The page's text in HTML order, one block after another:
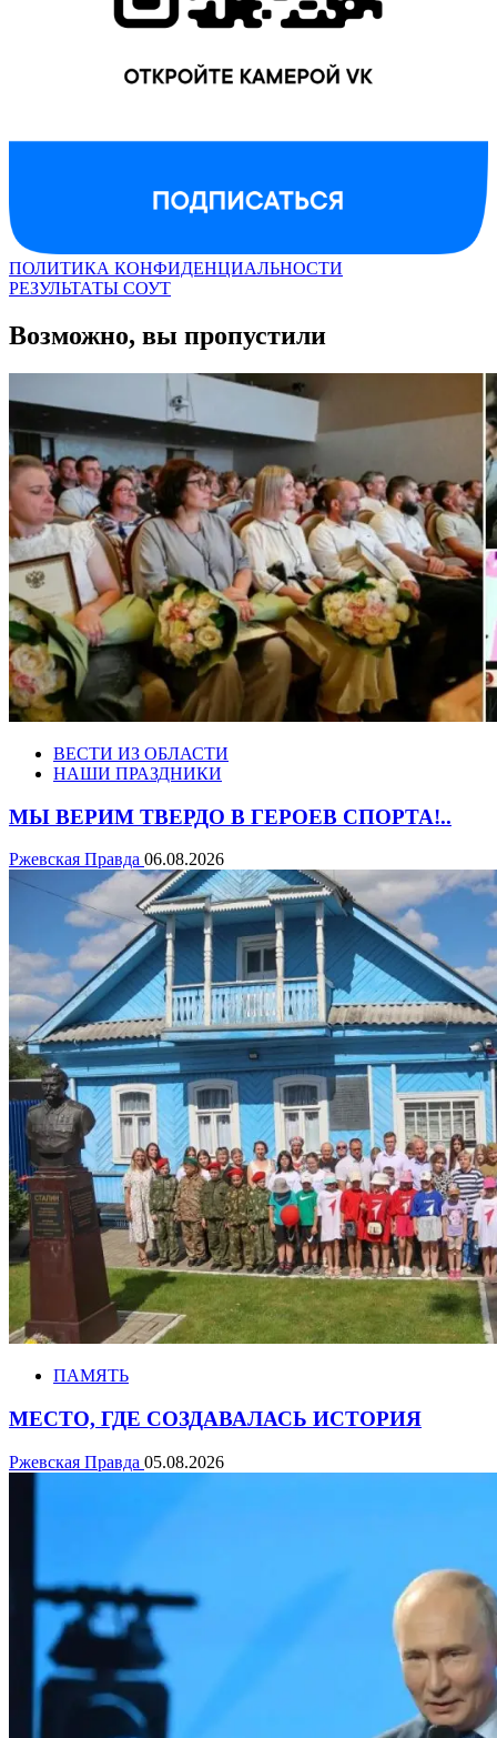
ПОЛИТИКА КОНФИДЕНЦИАЛЬНОСТИ
РЕЗУЛЬТАТЫ СОУТ
Возможно, вы пропустили
ВЕСТИ ИЗ ОБЛАСТИ
НАШИ ПРАЗДНИКИ
МЫ ВЕРИМ ТВЕРДО В ГЕРОЕВ СПОРТА!..
Ржевская Правда 06.08.2026
ПАМЯТЬ
МЕСТО, ГДЕ СОЗДАВАЛАСЬ ИСТОРИЯ
Ржевская Правда 05.08.2026